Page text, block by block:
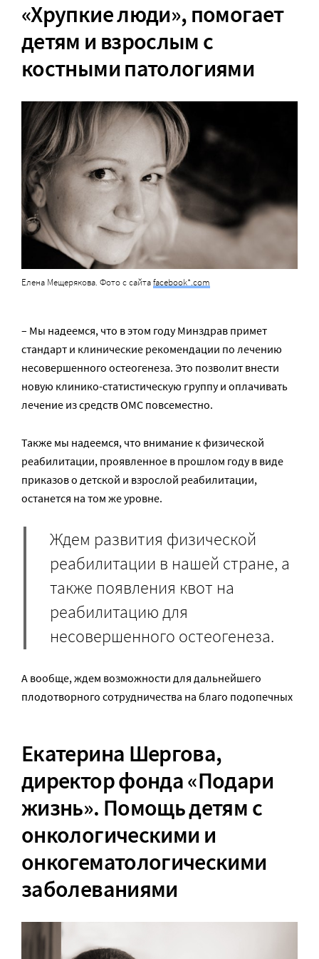
«Хрупкие люди», помогает
детям и взрослым с
костными патологиями
Елена Мещерякова. Фото с сайтаfacebook*.com
– Мы надеемся, что в этом году Минздрав примет
стандарт и клинические рекомендации по лечению
несовершенного остеогенеза. Это позволит внести
новую клинико-статистическую группу и оплачивать
лечение из средств ОМС повсеместно.
Также мы надеемся, что внимание к физической
реабилитации, проявленное в прошлом году в виде
приказов о детской и взрослой реабилитации,
останется на том же уровне.
Ждем развития физической
реабилитации в нашей стране, а
также появления квот на
реабилитацию для
несовершенного остеогенеза.
А вообще, ждем возможности для дальнейшего
плодотворного сотрудничества на благо подопечных
Екатерина Шергова,
директор фонда «Подари
жизнь». Помощь детям с
онкологическими и
онкогематологическими
заболеваниями